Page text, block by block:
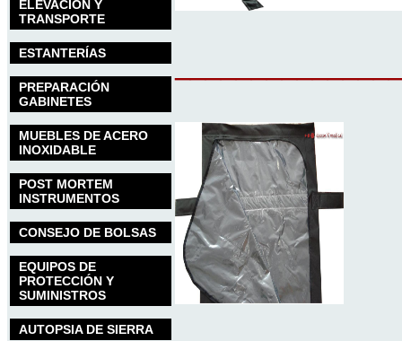
ELEVACIÓN Y
TRANSPORTE
ESTANTERÍAS
PREPARACIÓN
GABINETES
MUEBLES DE ACERO
INOXIDABLE
POST MORTEM
INSTRUMENTOS
CONSEJO DE BOLSAS
EQUIPOS DE
PROTECCIÓN Y
SUMINISTROS
AUTOPSIA DE SIERRA